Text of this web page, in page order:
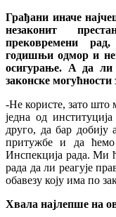
Грађани иначе
незаконит
прековремени
годишњи одмор и
осигурање. А да ли
законске могућности
-Не користе, зато што
једна од
друго, да бар добију
притужбе и да ћемо
Инспекција рада. Ми
рада да ли реагује
обавезу коју има по
Хвала најлепше на